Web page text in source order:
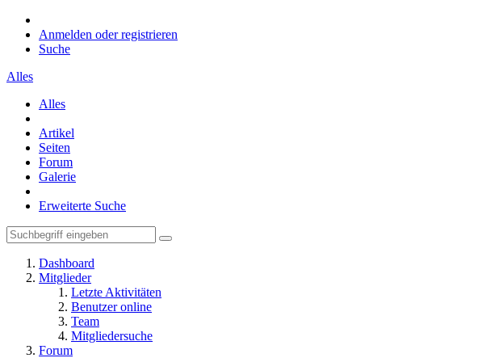
Anmelden oder registrieren
Suche
Alles
Alles
Artikel
Seiten
Forum
Galerie
Erweiterte Suche
Dashboard
Mitglieder
Letzte Aktivitäten
Benutzer online
Team
Mitgliedersuche
Forum